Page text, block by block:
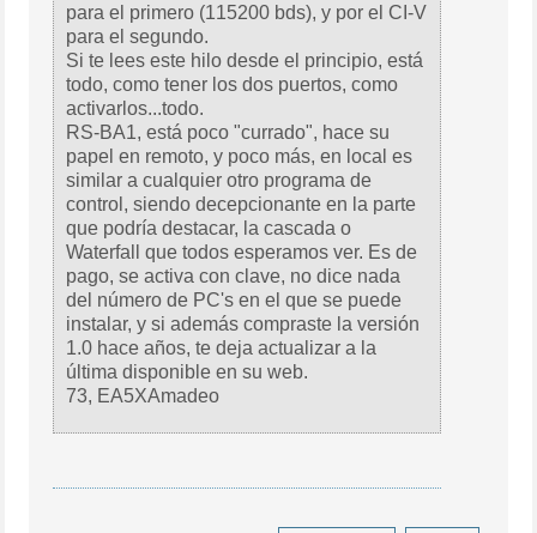
para el primero (115200 bds), y por el CI-V
para el segundo.
Si te lees este hilo desde el principio, está
todo, como tener los dos puertos, como
activarlos...todo.
RS-BA1, está poco "currado", hace su
papel en remoto, y poco más, en local es
similar a cualquier otro programa de
control, siendo decepcionante en la parte
que podría destacar, la cascada o
Waterfall que todos esperamos ver. Es de
pago, se activa con clave, no dice nada
del número de PC's en el que se puede
instalar, y si además compraste la versión
1.0 hace años, te deja actualizar a la
última disponible en su web.
73, EA5XAmadeo